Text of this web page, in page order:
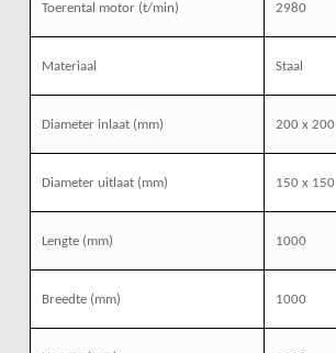
Toerental motor (t/min) 2980
Materiaal Staal
Diameter inlaat (mm) 200 x 200
Diameter uitlaat (mm) 150 x 150
Lengte (mm) 1000
Breedte (mm) 1000